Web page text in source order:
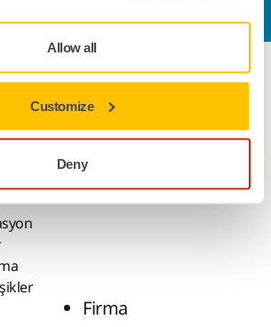
Allow all
Customize
Deny
Uzmanlık
Sektörler
Uygulamalar
Çözümler
Firma